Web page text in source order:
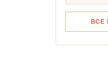
ВСЕ